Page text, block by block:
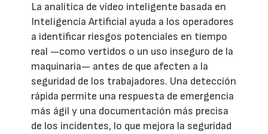
La analítica de vídeo inteligente basada en
Inteligencia Artificial ayuda a los operadores
a identificar riesgos potenciales en tiempo
real —como vertidos o un uso inseguro de la
maquinaria— antes de que afecten a la
seguridad de los trabajadores. Una detección
rápida permite una respuesta de emergencia
más ágil y una documentación más precisa
de los incidentes, lo que mejora la seguridad